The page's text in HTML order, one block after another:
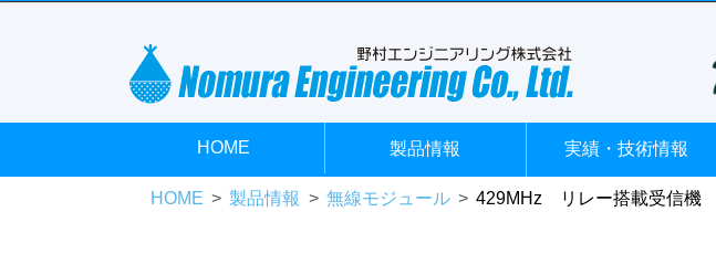
HOME 製品情報 実績・技術情報
HOME 製品情報 無線モジュール 429MHz リレー搭載受信機